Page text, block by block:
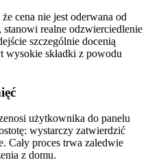
cena nie jest oderwana od
realne odzwierciedlenie
szczególnie docenią
wysokie składki z powodu
użytkownika do panelu
wystarczy zatwierdzić
Cały proces trwa zaledwie
z domu.